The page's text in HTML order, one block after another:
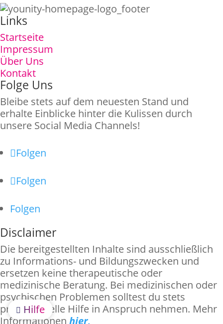
 Hilfe
Links
Startseite
Impressum
Über Uns
Kontakt
Folge Uns
Bleibe stets auf dem neuesten Stand und
erhalte Einblicke hinter die Kulissen durch
unsere Social Media Channels!
Folgen
Folgen
Folgen
Disclaimer
Die bereitgestellten Inhalte sind ausschließlich
zu Informations- und Bildungszwecken und
ersetzen keine therapeutische oder
medizinische Beratung. Bei medizinischen oder
psychischen Problemen solltest du stets
professionelle Hilfe in Anspruch nehmen. Mehr
Informationen hier.